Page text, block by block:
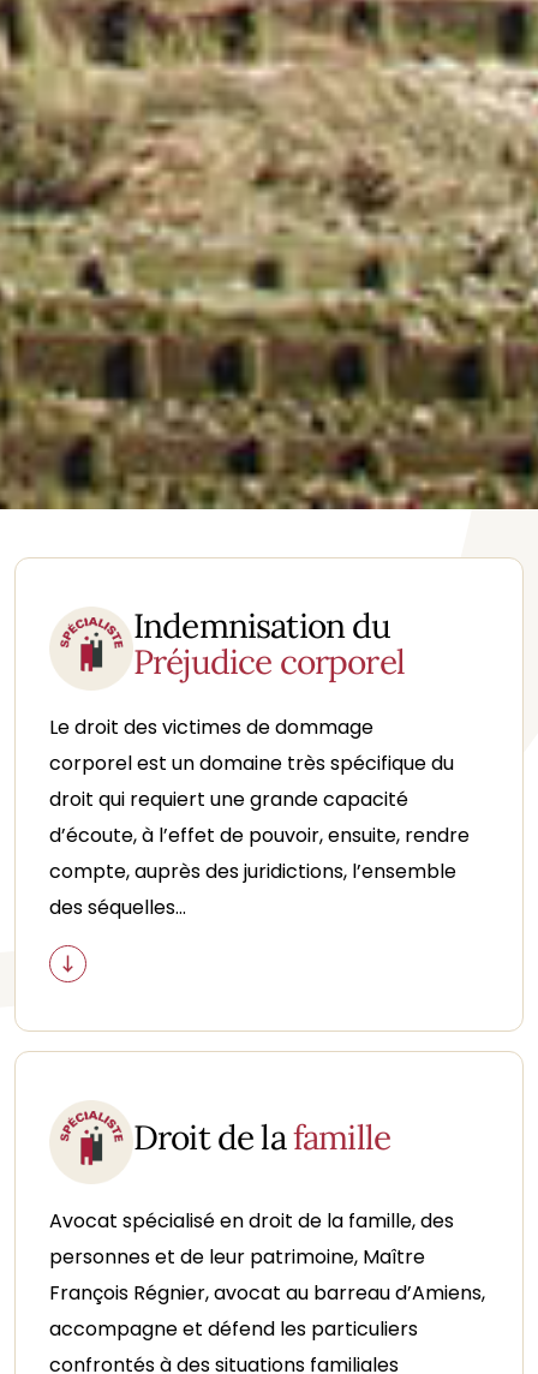
Indemnisation du
Préjudice corporel
Le droit des victimes de dommage
corporel est un domaine très spécifique du
droit qui requiert une grande capacité
d’écoute, à l’effet de pouvoir, ensuite, rendre
compte, auprès des juridictions, l’ensemble
des séquelles...
Droit de lafamille
Avocat spécialisé en droit de la famille, des
personnes et de leur patrimoine, Maître
François Régnier, avocat au barreau d’Amiens,
accompagne et défend les particuliers
confrontés à des situations familiales